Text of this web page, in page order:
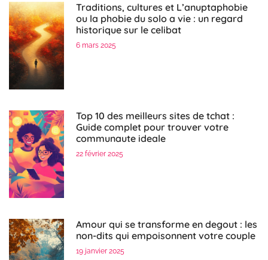
Traditions, cultures et L’anuptaphobie
ou la phobie du solo a vie : un regard
historique sur le celibat
6 mars 2025
Top 10 des meilleurs sites de tchat :
Guide complet pour trouver votre
communaute ideale
22 février 2025
Amour qui se transforme en degout : les
non-dits qui empoisonnent votre couple
19 janvier 2025